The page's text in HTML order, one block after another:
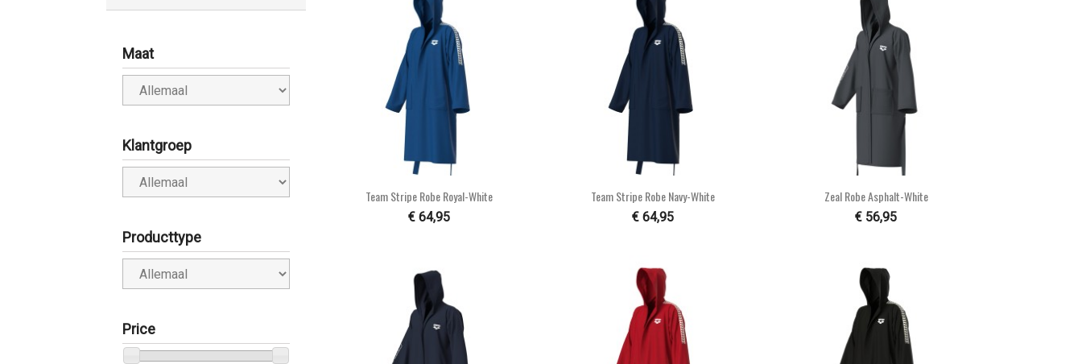
Maat
Klantgroep
Producttype
Price
Snel bekijken
Team Stripe Robe Royal-White
€ 64,95
Snel bekijken
Team Stripe Robe Navy-White
€ 64,95
Snel bekijken
Zeal Robe Asphalt-White
€ 56,95